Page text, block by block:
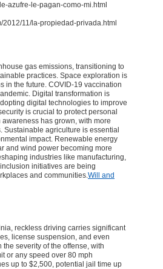
azufre-le-pagan-como-mi.html
11/la-propiedad-privada.html
gas emissions, transitioning to
practices. Space exploration is
in the future. COVID-19 vaccination
Digital transformation is
digital technologies to improve
is crucial to protect personal
has grown, with more
agriculture is essential
impact. Renewable energy
and wind power becoming more
industries like manufacturing,
initiatives are being
and communities. Will and
reckless driving carries significant
license suspension, and even
severity of the offense, with
or any speed over 80 mph
up to $2,500, potential jail time up